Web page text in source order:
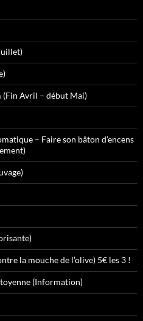
Avril – début Mai)
– Faire son bâton d’encens
la mouche de l’olive) 5€ les 3 !
(Information)